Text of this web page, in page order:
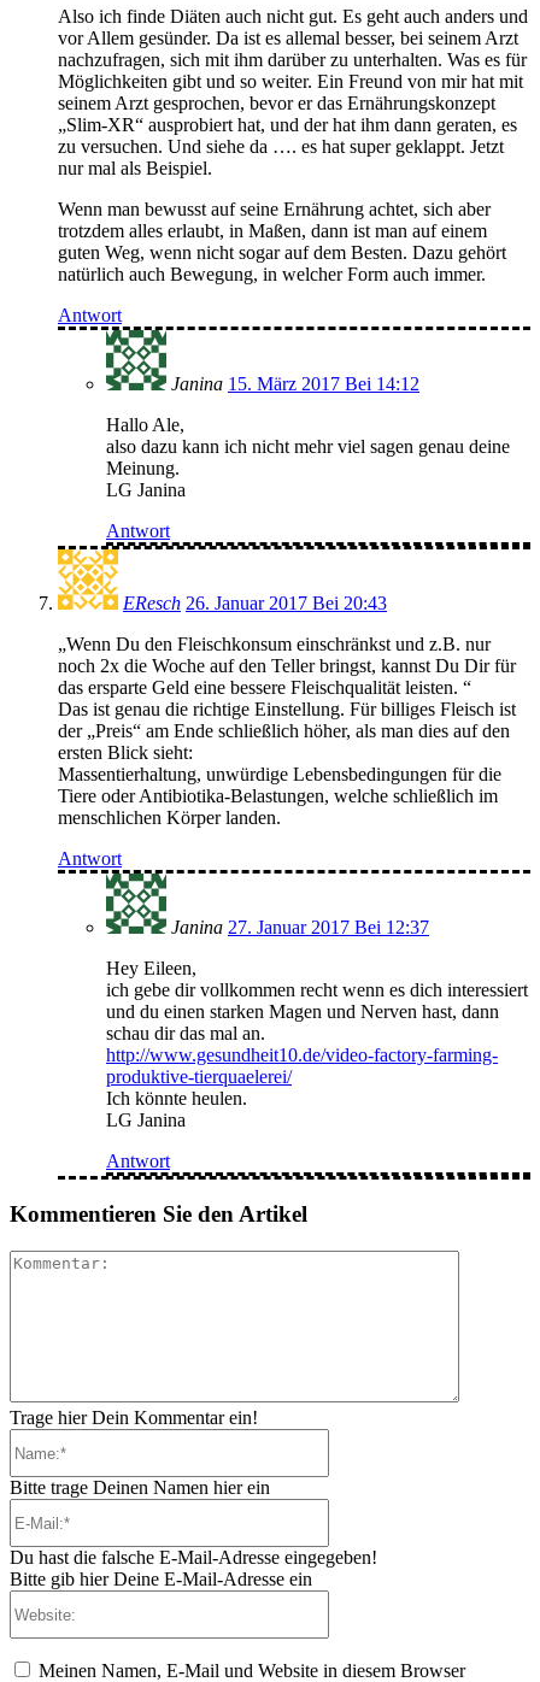
Also ich finde Diäten auch nicht gut. Es geht auch anders und
vor Allem gesünder. Da ist es allemal besser, bei seinem Arzt
nachzufragen, sich mit ihm darüber zu unterhalten. Was es für
Möglichkeiten gibt und so weiter. Ein Freund von mir hat mit
seinem Arzt gesprochen, bevor er das Ernährungskonzept
„Slim-XR“ ausprobiert hat, und der hat ihm dann geraten, es
zu versuchen. Und siehe da …. es hat super geklappt. Jetzt
nur mal als Beispiel.
Wenn man bewusst auf seine Ernährung achtet, sich aber
trotzdem alles erlaubt, in Maßen, dann ist man auf einem
guten Weg, wenn nicht sogar auf dem Besten. Dazu gehört
natürlich auch Bewegung, in welcher Form auch immer.
Antwort
Janina 15. März 2017 Bei 14:12
Hallo Ale,
also dazu kann ich nicht mehr viel sagen genau deine
Meinung.
LG Janina
Antwort
EResch 26. Januar 2017 Bei 20:43
„Wenn Du den Fleischkonsum einschränkst und z.B. nur
noch 2x die Woche auf den Teller bringst, kannst Du Dir für
das ersparte Geld eine bessere Fleischqualität leisten. “
Das ist genau die richtige Einstellung. Für billiges Fleisch ist
der „Preis“ am Ende schließlich höher, als man dies auf den
ersten Blick sieht:
Massentierhaltung, unwürdige Lebensbedingungen für die
Tiere oder Antibiotika-Belastungen, welche schließlich im
menschlichen Körper landen.
Antwort
Janina 27. Januar 2017 Bei 12:37
Hey Eileen,
ich gebe dir vollkommen recht wenn es dich interessiert
und du einen starken Magen und Nerven hast, dann
schau dir das mal an.
http://www.gesundheit10.de/video-factory-farming-
produktive-tierquaelerei/
Ich könnte heulen.
LG Janina
Antwort
Kommentieren Sie den Artikel
Trage hier Dein Kommentar ein!
Bitte trage Deinen Namen hier ein
Du hast die falsche E-Mail-Adresse eingegeben!
Bitte gib hier Deine E-Mail-Adresse ein
Meinen Namen, E-Mail und Website in diesem Browser